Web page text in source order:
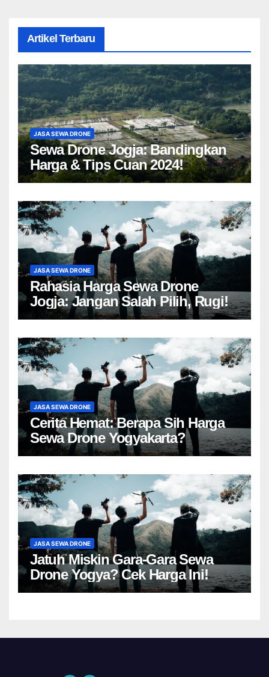
Artikel Terbaru
JASA SEWA DRONE
Sewa Drone Jogja: Bandingkan
Harga & Tips Cuan 2024!
JASA SEWA DRONE
Rahasia Harga Sewa Drone
Jogja: Jangan Salah Pilih, Rugi!
JASA SEWA DRONE
Cerita Hemat: Berapa Sih Harga
Sewa Drone Yogyakarta?
JASA SEWA DRONE
Jatuh Miskin Gara-Gara Sewa
Drone Yogya? Cek Harga Ini!